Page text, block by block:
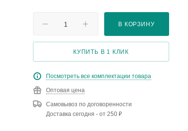
В КОРЗИНУ
КУПИТЬ В 1 КЛИК
Посмотреть все комплектации товара
Оптовая цена
Самовывоз по договоренности
Доставка сегодня - от 250 ₽